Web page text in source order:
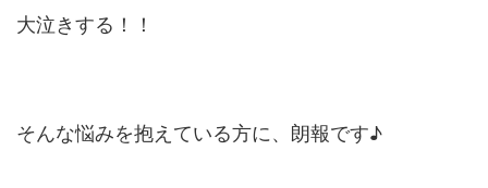
大泣きする！！
そんな悩みを抱えている方に、朗報です♪